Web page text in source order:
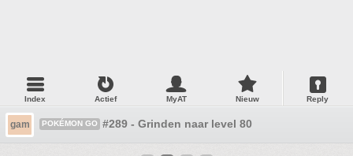
Index Actief MyAT Nieuw Reply
gam POKÉMON GO #289 - Grinden naar level 80